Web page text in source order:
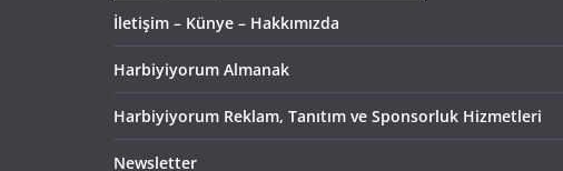
İletişim – Künye – Hakkımızda
Harbiyiyorum Almanak
Harbiyiyorum Reklam, Tanıtım ve Sponsorluk Hizmetleri
Newsletter